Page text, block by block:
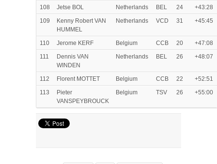
108
Jetse BOL Netherlands BEL 24
+43:28
109
Kenny Robert VAN
HUMMEL
Netherlands VCD 31 +45:45
110 Jerome KERF Belgium CCB 20
+47:08
111
Dennis VAN
WINDEN
Netherlands BEL 26 +48:07
112 Florent MOTTET Belgium CCB 22
+52:51
113
Pieter
VANSPEYBROUCK
Belgium TSV 26 +55:00